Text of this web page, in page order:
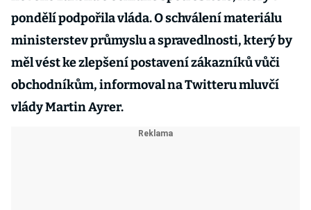
pondělí podpořila vláda. O schválení materiálu
ministerstev průmyslu a spravedlnosti, který by
měl vést ke zlepšení postavení zákazníků vůči
obchodníkům, informoval na Twitteru mluvčí
vlády Martin Ayrer.